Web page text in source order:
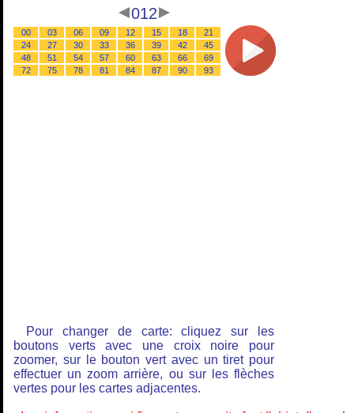
012
00 03 06 09 12 15 18
21
24
27 30 33 36 39 42
45
48
51 54 57 60 63 66
69
72
75 78 81 84 87 90 93
Pour changer de carte: cliquez sur les
boutons verts avec une croix noire pour
zoomer, sur le bouton vert avec un tiret pour
effectuer un zoom arrière, ou sur les flèches
vertes pour les cartes adjacentes.